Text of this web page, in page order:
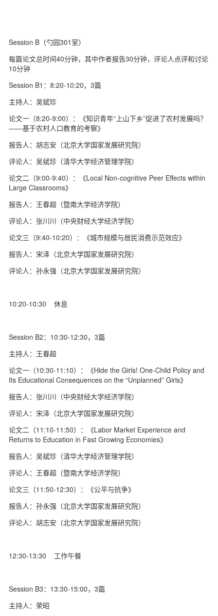
Session B（勺园301室）
每篇论文总时间40分钟，其中作者报告30分钟，评论人点评和讨论
10分钟
Session B1：8:20-10:20，3篇
主持人：吴斌珍
论文一（8:20-9:00）：《知识青年“上山下乡”促进了农村发展吗？
——基于农村人口教育的考察》
报告人：胡志安（北京大学国家发展研究院）
评论人：吴斌珍（清华大学经济管理学院）
论文二（9:00-9:40）：《Local Non-cognitive Peer Effects within
Large Classrooms》
报告人：王春超（暨南大学经济学院）
评论人：张川川（中央财经大学经济学院）
论文三（9:40-10:20）：《城市规模与居民消费示范效应》
报告人：宋泽（北京大学国家发展研究院）
评论人：孙永强（北京大学国家发展研究院）
10:20-10:30 休息
Session B2：10:30-12:30，3篇
主持人：王春超
论文一（10:30-11:10）：《Hide the Girls! One-Child Policy and
Its Educational Consequences on the “Unplanned” Girls》
报告人：张川川（中央财经大学经济学院）
评论人：宋泽（北京大学国家发展研究院）
论文二（11:10-11:50）：《Labor Market Experience and
Returns to Education in Fast Growing Economies》
报告人：吴斌珍（清华大学经济管理学院）
评论人：王春超（暨南大学经济学院）
论文三（11:50-12:30）：《公平与抗争》
报告人：孙永强（北京大学国家发展研究院）
评论人：胡志安（北京大学国家发展研究院）
12:30-13:30 工作午餐
Session B3：13:30-15:00，3篇
主持人：荣昭